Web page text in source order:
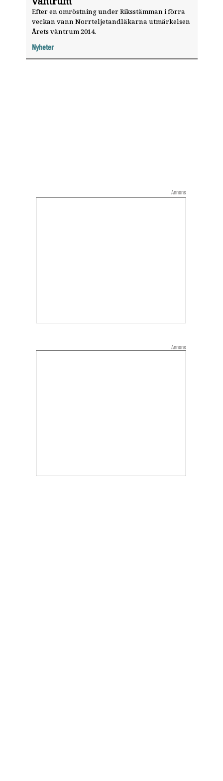
Efter en omröstning under Riksstämman i förra
veckan vann Norrteljetandläkarna utmärkelsen
Årets väntrum 2014.
Nyheter
Annons
Annons